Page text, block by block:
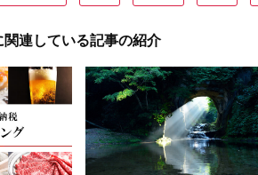
連している記事の紹介